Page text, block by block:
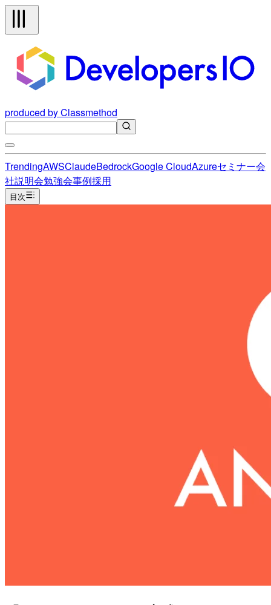
produced by Classmethod
TrendingAWSClaudeBedrockGoogle CloudAzureセミナー会
社説明会勉強会事例採用
目次